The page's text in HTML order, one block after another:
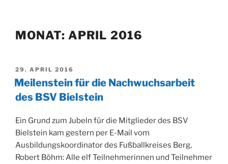
MONAT: APRIL 2016
VERÖFFENTLICHT
AM
29. APRIL 2016
Meilenstein für die Nachwuchsarbeit
des BSV Bielstein
Ein Grund zum Jubeln für die Mitglieder des BSV
Bielstein kam gestern per E-Mail vom
Ausbildungskoordinator des Fußballkreises Berg,
Robert Böhm: Alle elf Teilnehmerinnen und Teilnehmer